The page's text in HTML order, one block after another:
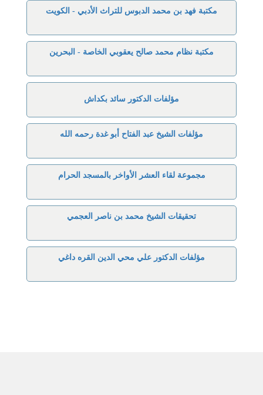
مكتبة فهد بن محمد الدبوس للتراث الأدبي - الكويت
مكتبة نظام محمد صالح يعقوبي الخاصة - البحرين
مؤلفات الدكتور سائد بكداش
مؤلفات الشيخ عبد الفتاح أبو غدة رحمه الله
مجموعة لقاء العشر الأواخر بالمسجد الحرام
تحقيقات الشيخ محمد بن ناصر العجمي
مؤلفات الدكتور علي محي الدين القره داغي